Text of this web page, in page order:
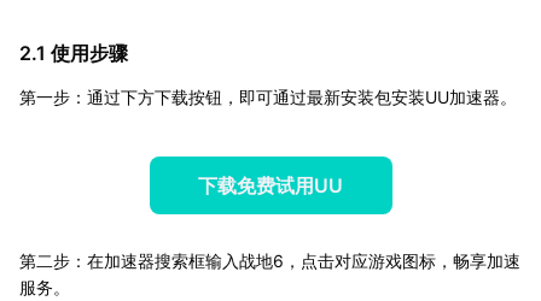
2.1 使用步骤
第一步：通过下方下载按钮，即可通过最新安装包安装UU加速器。
下载免费试用UU
第二步：在加速器搜索框输入战地6，点击对应游戏图标，畅享加速
服务。